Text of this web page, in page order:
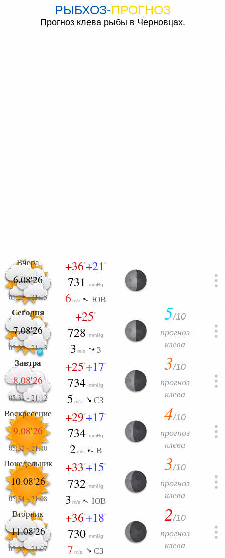
РЫБХОЗ-ПРОГНОЗ
Прогноз клева рыбы в Черновцах.
Вчера
6.08'26
05:28-21:15
+36°+21°
731mmHg
6 m/s ЮВ
Сегодня
7.08'26
05:30-21:13
+25°
728mmHg
3 m/s З
5/10
прогноз
клева
Завтра
8.08'26
05:31- 21:12
+25°+17°
734mmHg
5 m/s СЗ
3/10
прогноз
клева
Воскресение
9.08'26
05:32-21:10
+29°+17°
734mmHg
2 m/s В
4/10
прогноз
клева
Понедельник
10.08'26
05:34-21:08
+33°+15°
732mmHg
3 m/s ЮВ
3/10
прогноз
клева
Вторник
11.08'26
05:35-21:07
+36°+18°
730mmHg
7 m/s СЗ
2/10
прогноз
клева